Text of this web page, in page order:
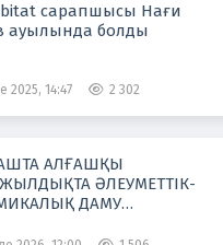
сарапшысы Нағи
ауылында болды
2025, 14:47 2 302
АЛҒАШҚЫ
ӘЛЕУМЕТТІК-
ДАМУ